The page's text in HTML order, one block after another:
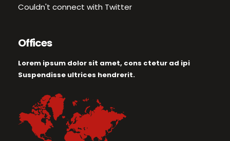
Couldn't connect with Twitter
Offices
Lorem ipsum dolor sit amet, cons ctetur ad ipi
Suspendisse ultrices hendrerit.